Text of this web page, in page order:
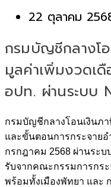
22 ตุลาคม
กรมบัญชีกลางโ
มูลค่าเพิ่มงวดเ
อปท. ผ่านระบบ
กรมบัญชีกลางโอนเงินภ
และขั้นตอนการกระจาย
กรกฎาคม 2568 ผ่านระบ
รับจากคณะกรรมการกร
พร้อมทั้งเมืองพัทยา และ